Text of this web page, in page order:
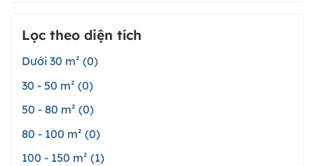
Lọc theo diện tích
Dưới 30 m² (0)
30 - 50 m² (0)
50 - 80 m² (0)
80 - 100 m² (0)
100 - 150 m² (1)